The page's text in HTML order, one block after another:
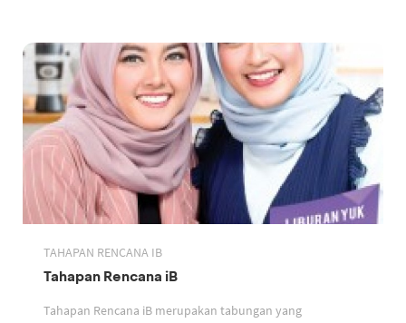
TAHAPAN RENCANA IB
Tahapan Rencana iB
Tahapan Rencana iB merupakan tabungan yang